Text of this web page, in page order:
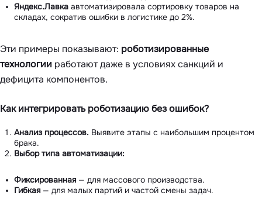
Яндекс.Лавка автоматизировала сортировку товаров на
складах, сократив ошибки в логистике до 2%.
Эти примеры показывают: роботизированные
технологии работают даже в условиях санкций и
дефицита компонентов.
Как интегрировать роботизацию без ошибок?
Анализ процессов. Выявите этапы с наибольшим процентом
брака.
Выбор типа автоматизации:
Фиксированная — для массового производства.
Гибкая — для малых партий и частой смены задач.